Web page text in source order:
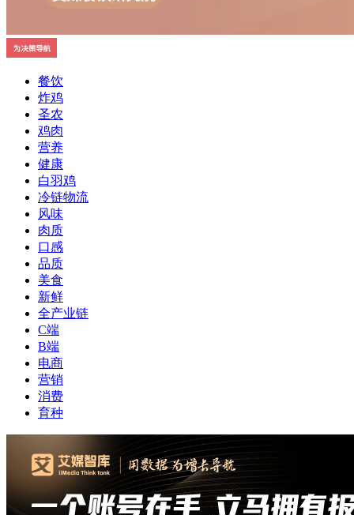
餐饮
炸鸡
圣农
鸡肉
营养
健康
白羽鸡
冷链物流
风味
肉质
口感
品质
美食
新鲜
全产业链
C端
B端
电商
营销
消费
育种